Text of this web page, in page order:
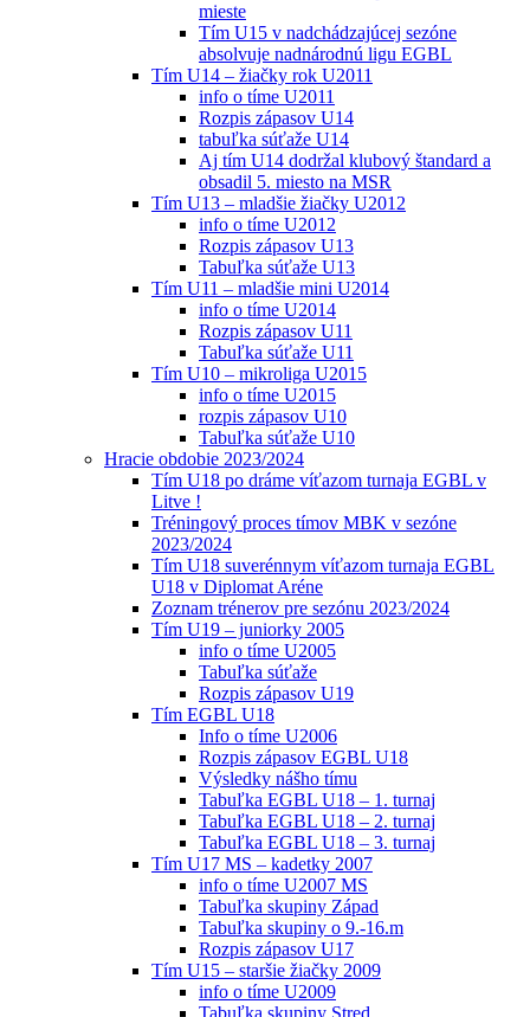
mieste
Tím U15 v nadchádzajúcej sezóne
absolvuje nadnárodnú ligu EGBL
Tím U14 – žiačky rok U2011
info o tíme U2011
Rozpis zápasov U14
tabuľka súťaže U14
Aj tím U14 dodržal klubový štandard a
obsadil 5. miesto na MSR
Tím U13 – mladšie žiačky U2012
info o tíme U2012
Rozpis zápasov U13
Tabuľka súťaže U13
Tím U11 – mladšie mini U2014
info o tíme U2014
Rozpis zápasov U11
Tabuľka súťaže U11
Tím U10 – mikroliga U2015
info o tíme U2015
rozpis zápasov U10
Tabuľka súťaže U10
Hracie obdobie 2023/2024
Tím U18 po dráme víťazom turnaja EGBL v
Litve !
Tréningový proces tímov MBK v sezóne
2023/2024
Tím U18 suverénnym víťazom turnaja EGBL
U18 v Diplomat Aréne
Zoznam trénerov pre sezónu 2023/2024
Tím U19 – juniorky 2005
info o tíme U2005
Tabuľka súťaže
Rozpis zápasov U19
Tím EGBL U18
Info o tíme U2006
Rozpis zápasov EGBL U18
Výsledky nášho tímu
Tabuľka EGBL U18 – 1. turnaj
Tabuľka EGBL U18 – 2. turnaj
Tabuľka EGBL U18 – 3. turnaj
Tím U17 MS – kadetky 2007
info o tíme U2007 MS
Tabuľka skupiny Západ
Tabuľka skupiny o 9.-16.m
Rozpis zápasov U17
Tím U15 – staršie žiačky 2009
info o tíme U2009
Tabuľka skupiny Stred